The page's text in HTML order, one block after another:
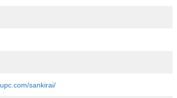
sankirai/